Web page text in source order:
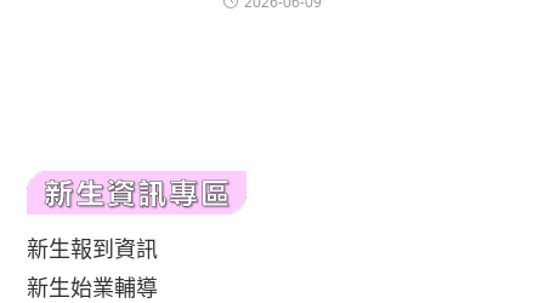
新生報到資訊
新生始業輔導